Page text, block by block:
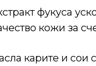
фукуса
кожи за
карите и сои